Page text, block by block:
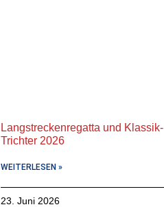
Langstreckenregatta und Klassik-
Trichter 2026
WEITERLESEN »
23. Juni 2026